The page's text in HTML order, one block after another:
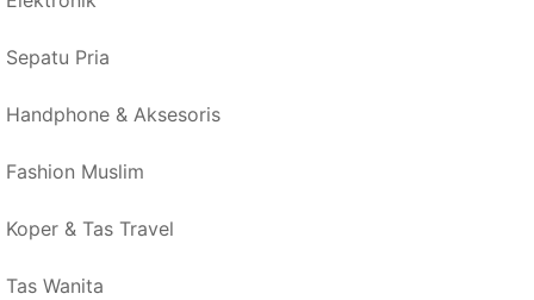
Sepatu Pria
Handphone & Aksesoris
Fashion Muslim
Koper & Tas Travel
Tas Wanita